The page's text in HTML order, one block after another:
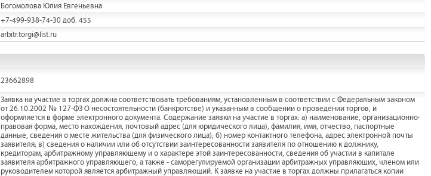
Богомолова Юлия Евгеньевна
+7-499-938-74-30 доб. 455
arbitr.torgi@list.ru
23662898
Заявка на участие в торгах должна соответствовать требованиям, установленным в соответствии с Федеральным законом
от 26.10.2002 № 127-ФЗ О несостоятельности (банкротстве) и указанным в сообщении о проведении торгов, и
оформляется в форме электронного документа. Содержание заявки на участие в торгах: а) наименование, организационно-
правовая форма, место нахождения, почтовый адрес (для юридического лица), фамилия, имя, отчество, паспортные
данные, сведения о месте жительства (для физического лица); б) номер контактного телефона, адрес электронной почты
заявителя; в) сведения о наличии или об отсутствии заинтересованности заявителя по отношению к должнику,
кредиторам, арбитражному управляющему и о характере этой заинтересованности, сведения об участии в капитале
заявителя арбитражного управляющего, а также - саморегулируемой организации арбитражных управляющих, членом или
руководителем которой является арбитражный управляющий. К заявке на участие в торгах должны прилагаться копии